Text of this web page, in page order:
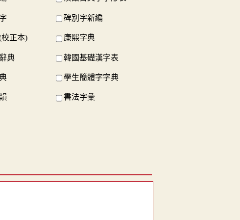
碑別字新編
正本) 康熙字典
典 韓國基礎漢字表
學生簡體字字典
書法字彙